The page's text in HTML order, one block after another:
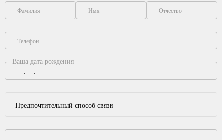
Фамилия Имя Отчество
Телефон
Ваша дата рождения
Предпочтительный способ связи